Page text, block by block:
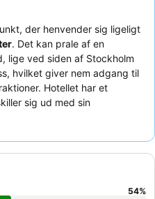
der henvender sig ligeligt
. Det kan prale af en
lige ved siden af Stockholm
hvilket giver nem adgang til
Hotellet har et
sig ud med sin
om et værelse mod haven.
54%